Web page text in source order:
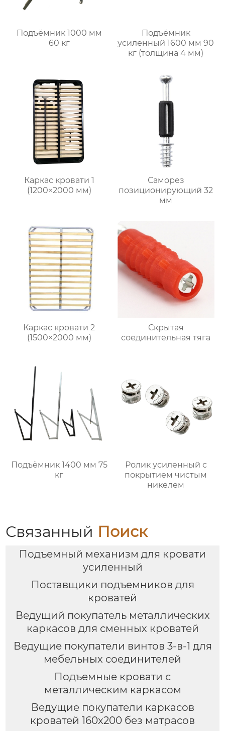
Подъёмник 1000 мм
60 кг
Подъёмник
усиленный 1600 мм 90
кг (толщина 4 мм)
Каркас кровати 1
(1200×2000 мм)
Саморез
позиционирующий 32
мм
Каркас кровати 2
(1500×2000 мм)
Скрытая
соединительная тяга
Подъёмник 1400 мм 75
кг
Ролик усиленный с
покрытием чистым
никелем
Связанный Поиск
Подъемный механизм для кровати
усиленный
Поставщики подъемников для
кроватей
Ведущий покупатель металлических
каркасов для сменных кроватей
Ведущие покупатели винтов 3-в-1 для
мебельных соединителей
Подъемные кровати с
металлическим каркасом
Ведущие покупатели каркасов
кроватей 160х200 без матрасов